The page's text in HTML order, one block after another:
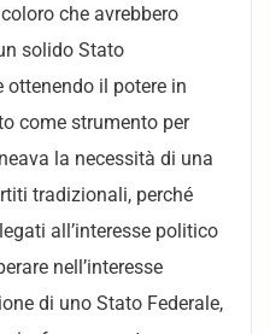
che avrebbero
solido Stato
ottenendo il potere in
come strumento per
la necessità di una
tradizionali, perché
all’interesse politico
nell’interesse
di uno Stato Federale,